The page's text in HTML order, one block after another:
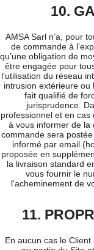
10.
AMSA Sarl n’a, pour
de commande à
qu’une obligation de
être engagée pour
l’utilisation du réseau
intrusion extérieure
fait qualifié de
jurisprudence.
professionnel et en cas
à vous informer de la
commande sera
informé par email
proposée en
la livraison standard
vous fournir le
l'acheminement de
11.
En aucun cas le